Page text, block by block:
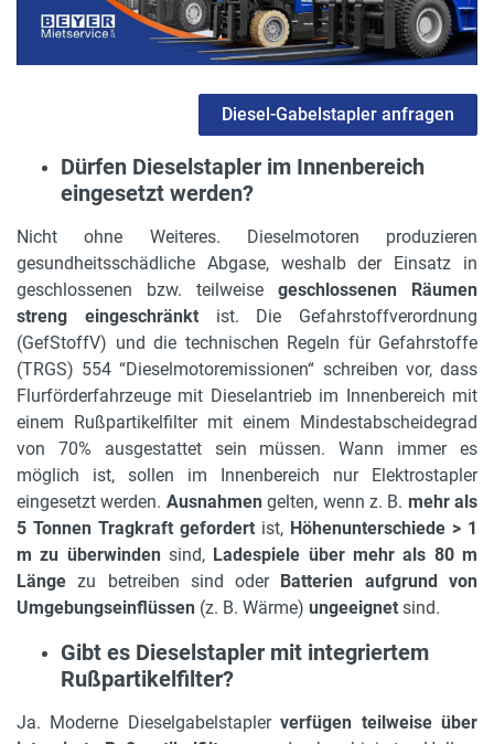
Diesel-Gabelstapler anfragen
Dürfen Dieselstapler im Innenbereich
eingesetzt werden?
Nicht ohne Weiteres. Dieselmotoren produzieren
gesundheitsschädliche Abgase, weshalb der Einsatz in
geschlossenen bzw. teilweise geschlossenen Räumen
streng eingeschränktist. Die Gefahrstoffverordnung
(GefStoffV) und die technischen Regeln für Gefahrstoffe
(TRGS) 554 “Dieselmotoremissionen“ schreiben vor, dass
Flurförderfahrzeuge mit Dieselantrieb im Innenbereich mit
einem Rußpartikelfilter mit einem Mindestabscheidegrad
von 70% ausgestattet sein müssen. Wann immer es
möglich ist, sollen im Innenbereich nur Elektrostapler
eingesetzt werden. Ausnahmengelten, wenn z. B. mehr als
5 Tonnen Tragkraft gefordert ist, Höhenunterschiede > 1
m zu überwindensind, Ladespiele über mehr als 80 m
Länge zu betreiben sind oder Batterien aufgrund von
Umgebungseinflüssen (z. B. Wärme) ungeeignet sind.
Gibt es Dieselstapler mit integriertem
Rußpartikelfilter?
Ja. Moderne Dieselgabelstaplerverfügen teilweise über